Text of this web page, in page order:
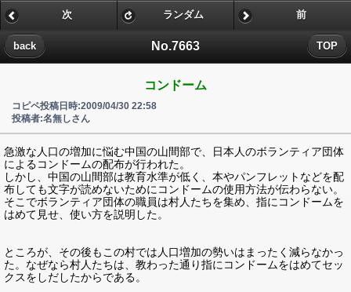
No.7663
back TOP
次 ランダム 前
コンドーム
コピペ投稿日時:2009/04/30 22:58
投稿者:名無しさん
急激な人口の増加に悩む中国の山間部で、日本人のボランティア団体
によるコンドームの配布が行われた。
しかし、中国の山間部は教育水準が低く、本やパンフレットなどを配
布しても文字が読めないためにコンドームの使用方法が伝わらない。
そこでボランティア団体の職員は村人たちを集め、指にコンドームを
はめて見せ、使い方を説明した。
ところが、その後もこの村では人口増加の勢いはまったく減らなかっ
た。なぜなら村人たちは、教わった通り指にコンドームをはめてセッ
クスをしだしたからである。